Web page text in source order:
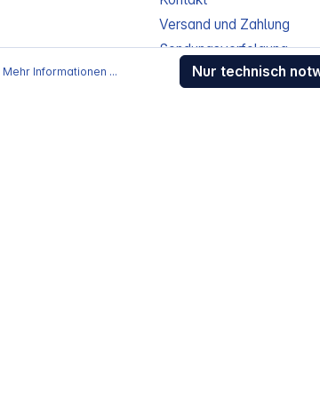
Versand und Zahlung
Sendungsverfolgung
Gewährleistung /
Mehr Informationen ... Nur technisch